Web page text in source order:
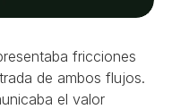
fricciones
de ambos flujos.
el valor